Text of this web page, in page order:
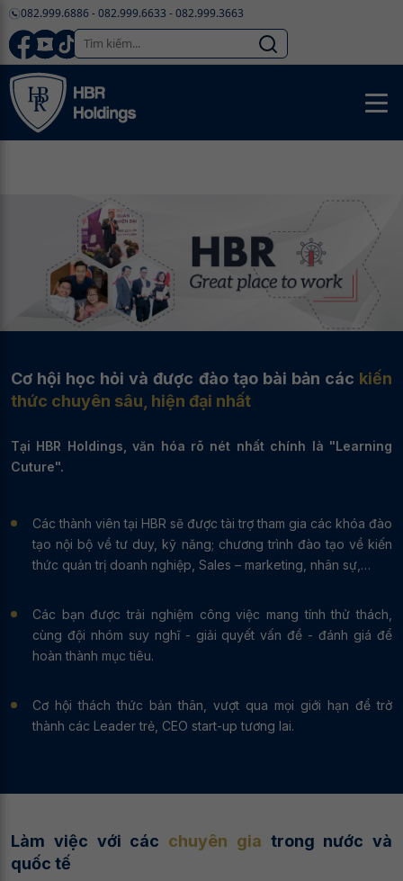
082.999.6886 - 082.999.6633 - 082.999.3663
Cơ hội học hỏi và được đào tạo bài bản các kiến
thức chuyên sâu, hiện đại nhất
Tại HBR Holdings, văn hóa rõ nét nhất chính là "Learning
Cuture".
Các thành viên tại HBR sẽ được tài trợ tham gia các khóa đào
tạo nội bộ về tư duy, kỹ năng; chương trình đào tạo về kiến
thức quản trị doanh nghiệp, Sales – marketing, nhân sự,…
Các bạn được trải nghiệm công việc mang tính thử thách,
cùng đội nhóm suy nghĩ - giải quyết vấn đề - đánh giá để
hoàn thành mục tiêu.
Cơ hội thách thức bản thân, vượt qua mọi giới hạn để trở
thành các Leader trẻ, CEO start-up tương lai.
Làm việc với các chuyên gia trong nước và
quốc tế